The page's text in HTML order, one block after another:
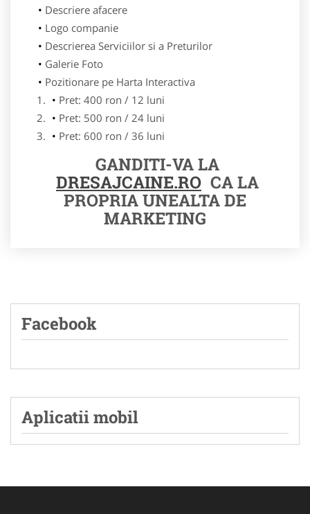
Descriere afacere
Logo companie
Descrierea Serviciilor si a Preturilor
Galerie Foto
Pozitionare pe Harta Interactiva
Pret: 400 ron / 12 luni
Pret: 500 ron / 24 luni
Pret: 600 ron / 36 luni
GANDITI-VA LA
DRESAJCAINE.RO CA LA
PROPRIA UNEALTA DE
MARKETING
Facebook
Aplicatii mobil